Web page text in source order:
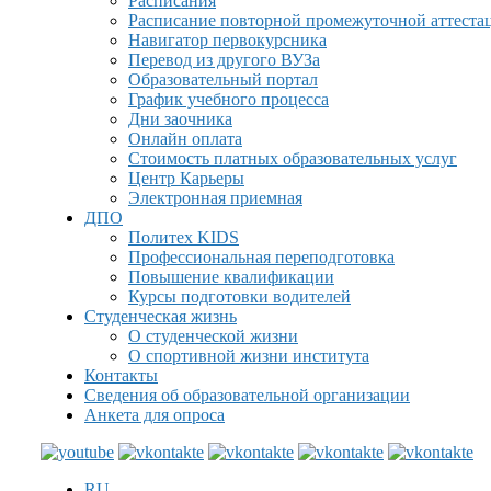
Расписание повторной промежуточной
Навигатор первокурсника
Перевод из другого ВУЗа
Образовательный портал
График учебного процесса
Дни заочника
Онлайн оплата
Стоимость платных образовательных услуг
Центр Карьеры
Электронная приемная
ДПО
Политех KIDS
Профессиональная переподготовка
Повышение квалификации
Курсы подготовки водителей
Студенческая жизнь
О студенческой жизни
О спортивной жизни института
Контакты
Сведения об образовательной организации
Анкета для опроса